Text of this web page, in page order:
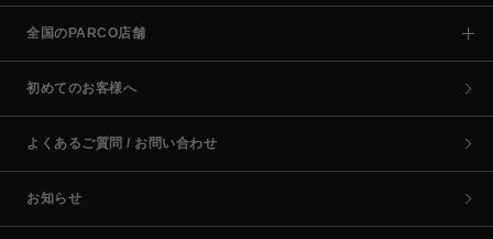
全国のPARCO店舗
初めてのお客様へ
よくあるご質問 / お問い合わせ
お知らせ